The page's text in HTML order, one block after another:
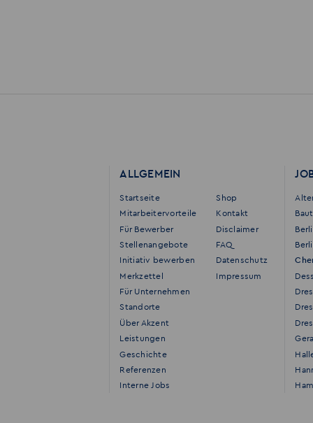
ALLGEMEIN
Startseite
Mitarbeitervorteile
Für Bewerber
Stellenangebote
Initiativ bewerben
Merkzettel
Für Unternehmen
Standorte
Über Akzent
Leistungen
Geschichte
Referenzen
Interne Jobs
Shop
Kontakt
Disclaimer
FAQ
Datenschutz
Impressum
Gera